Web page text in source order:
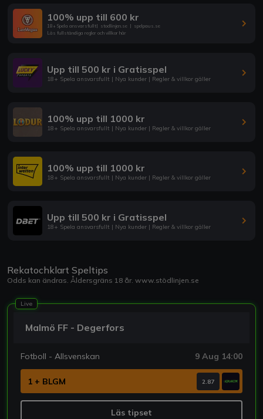
100% upp till 600 kr
18+ Spela ansvarsfullt| stodlinjen.se | spelpaus.se
Läs fullständiga regler och villkor här
Upp till 500 kr i Gratisspel
18+ Spela ansvarsfullt | Nya kunder | Regler & villkor gäller
100% upp till 1000 kr
18+ Spela ansvarsfullt | Nya kunder | Regler & villkor gäller
100% upp till 1000 kr
18+ Spela ansvarsfullt | Nya kunder | Regler & villkor gäller
Upp till 500 kr i Gratisspel
18+ Spela ansvarsfullt | Nya kunder | Regler & villkor gäller
Rekatochklart Speltips
Odds kan ändras. Åldersgräns 18 år. www.stödlinjen.se
Live
Malmö FF - Degerfors
Fotboll - Allsvenskan 9 Aug 14:00
1 + BLGM 2.87
Läs tipset